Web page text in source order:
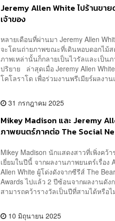
Jeremy Allen White ไปร้านขาย
เจ้าของ
หลายเดือนที่ผ่านมา Jeremy Allen
จะโดนถ่ายภาพขณะที่เดินหอบดอกไม้
ภาพเหล่านั้นก็กลายเป็นไวรัลและเป็
ปริยาย ล่าสุดเมื่อ Jeremy Allen
โคโลราโด เพื่อร่วมงานพรีเมียร์ผลงาน
31 กรกฎาคม 2025
Mikey Madison และ Jeremy
ภาพยนตร์ภาคต่อ The Social
Mikey Madison นักแสดงสาวที่เพิ่งค
เยี่ยมในปีนี้ จากผลงานภาพยนตร์เรื่อง
Allen White ผู้โด่งดังจากซีรีส์ The
Awards ไปแล้ว 2 ปีซ้อนจากผลงานดัง
สามารถคว้ารางวัลเป็นปีที่สามได้หรือ
10 มิถุนายน 2025